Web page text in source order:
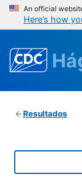
An official
Here’s how
Resultados